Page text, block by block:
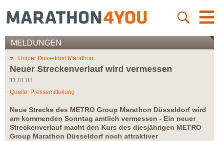
MELDUNGEN
Uniper Düsseldorf Marathon
Neuer Streckenverlauf wird vermessen
11.01.08
Quelle: Pressemitteilung
Neue Strecke des METRO Group Marathon Düsseldorf wird
am kommenden Sonntag amtlich vermessen - Ein neuer
Streckenverlauf macht den Kurs des diesjährigen METRO
Group Marathon Düsseldorf noch attraktiver